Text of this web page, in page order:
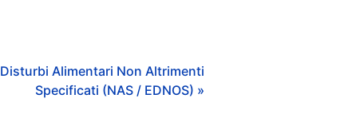
Disturbi Alimentari Non Altrimenti
Specificati (NAS / EDNOS) »